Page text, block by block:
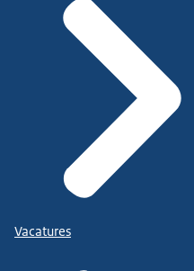
Vacatures